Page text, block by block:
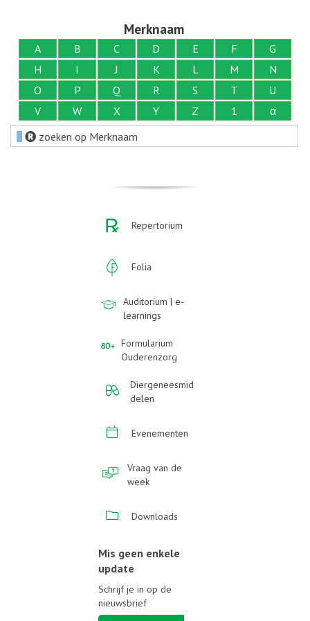
Merknaam
A B C D E F
G
H
I J K L M
N
O
P Q R S T
U
V
W X Y Z 1
α
zoeken op Merknaam
Repertorium
Folia
Auditorium | e-
learnings
Formularium
Ouderenzorg
Diergeneesmid
delen
Evenementen
Vraag van de
week
Downloads
Mis geen enkele
update
Schrijf je in op de
nieuwsbrief